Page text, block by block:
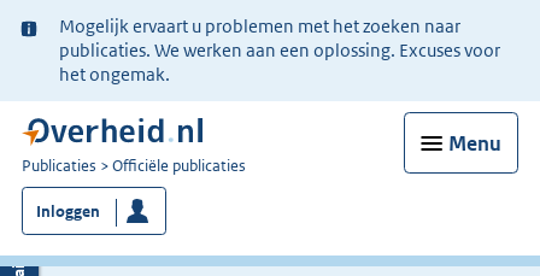
Ter
informatie:
Mogelijk ervaart u problemen met het zoeken naar
publicaties. We werken aan een oplossing. Excuses voor
het ongemak.
Menu
U
bent
nu
hier:
Publicaties Officiële publicaties
Inloggen